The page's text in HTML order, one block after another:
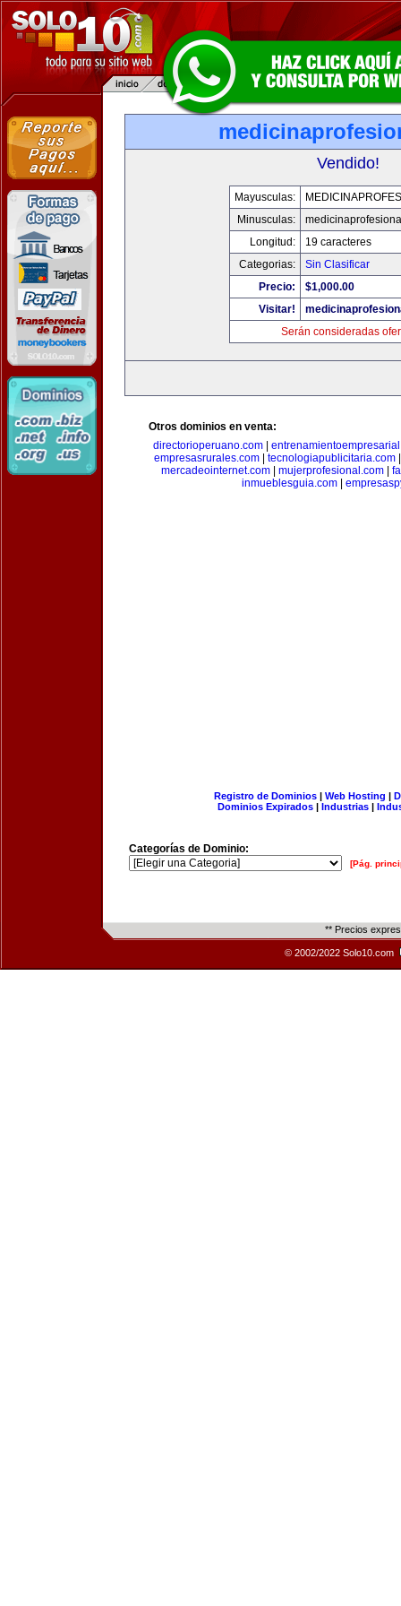
Vendido!
Mayusculas:
Minusculas:
Longitud:
19 caracteres
Categorias:
Sin Clasificar
Precio:
$1,000.00
Visitar!
Serán consideradas
Otros dominios en venta:
directorioperuano.com|
empresasrurales.com| tecnologiapublicitaria.com
mercadeointernet.com
mujerprofesional.com
inmueblesguia.com
Registro de Dominios| Web Hosting |
Dominios Expirados | Industrias |
Categorías de Dominio:
[Pág.
** Precios
© 2002/2022 Solo10.com